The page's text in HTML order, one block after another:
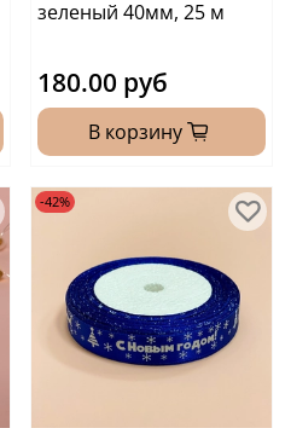
зеленый 40мм, 25 м
180.00 руб
В корзину
-42%